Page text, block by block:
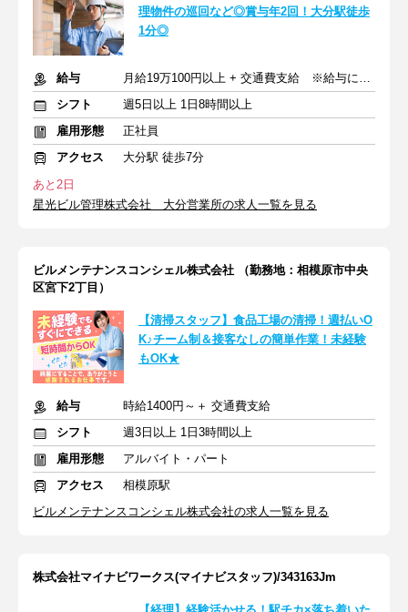
理物件の巡回など◎賞与年2回！大分駅徒歩
1分◎
給与
月給19万100円以上 + 交通費支給 ※給与に固定手当含む
シフト
週5日以上 1日8時間以上
雇用形態
正社員
アクセス
大分駅 徒歩7分
あと2日
星光ビル管理株式会社 大分営業所の求人一覧を見る
ビルメンテナンスコンシェル株式会社 （勤務地：相模原市中央
区宮下2丁目）
【清掃スタッフ】食品工場の清掃！週払いO
K♪チーム制＆接客なしの簡単作業！未経験
もOK★
給与
時給1400円～＋ 交通費支給
シフト
週3日以上 1日3時間以上
雇用形態
アルバイト・パート
アクセス
相模原駅
ビルメンテナンスコンシェル株式会社の求人一覧を見る
株式会社マイナビワークス(マイナビスタッフ)/343163Jm